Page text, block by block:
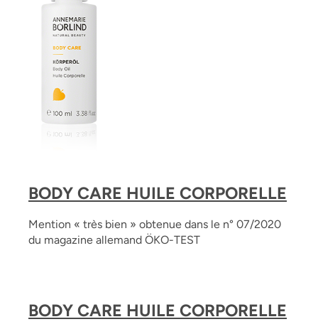
BODY CARE HUILE CORPORELLE
Mention « très bien » obtenue dans le n° 07/2020
du magazine allemand ÖKO-TEST
BODY CARE HUILE CORPORELLE